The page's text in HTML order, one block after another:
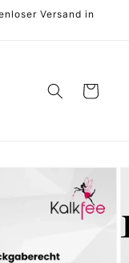
Versand in
Warenkorb